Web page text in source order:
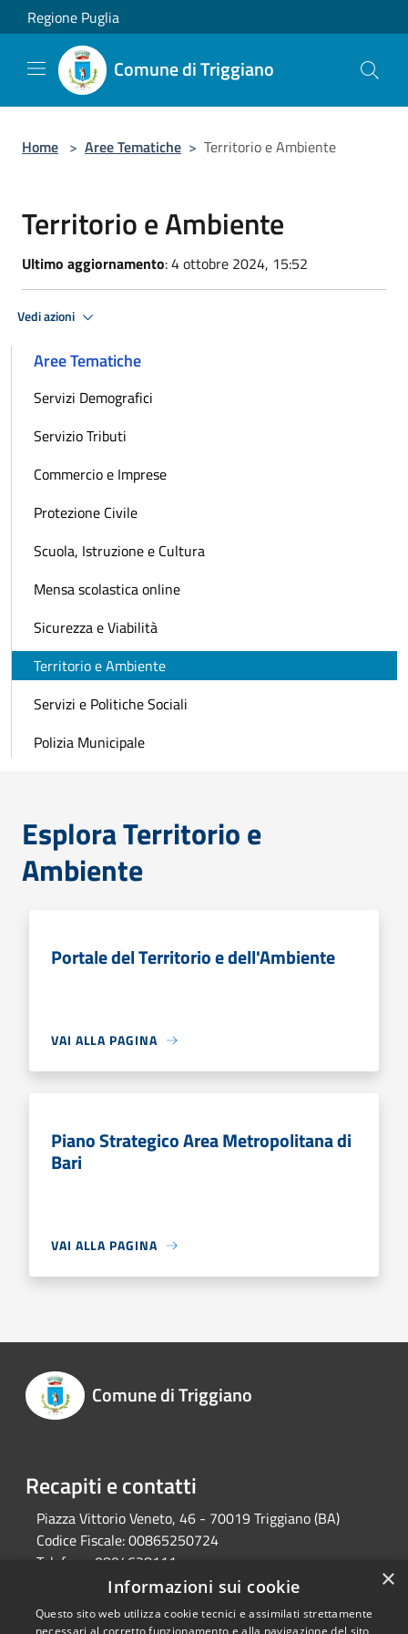
Salta al contenuto principale
Regione Puglia
Comune di Triggiano
Home > Aree Tematiche > Territorio e Ambiente
Territorio e Ambiente
Ultimo aggiornamento: 4 ottobre 2024, 15:52
Vedi azioni
Aree Tematiche
Servizi Demografici
Servizio Tributi
Commercio e Imprese
Protezione Civile
Scuola, Istruzione e Cultura
Mensa scolastica online
Sicurezza e Viabilità
Territorio e Ambiente
Servizi e Politiche Sociali
Polizia Municipale
Esplora Territorio e
Ambiente
Portale del Territorio e dell'Ambiente
VAI ALLA PAGINA
Piano Strategico Area Metropolitana di
Bari
VAI ALLA PAGINA
Comune di Triggiano
Recapiti e contatti
Piazza Vittorio Veneto, 46 - 70019 Triggiano (BA)
Codice Fiscale:00865250724
Telefono: 0804628111
protocollo@pec.comune.triggiano.ba.it ×
Informazioni sui cookie
Questo sito web utilizza cookie tecnici e assimilati strettamente
necessari al corretto funzionamento e alla navigazione del sito,